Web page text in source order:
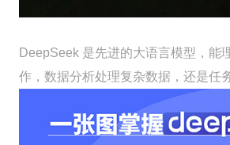
DeepSeek 是先进的大语言模型，能
作，数据分析处理复杂数据，还是任